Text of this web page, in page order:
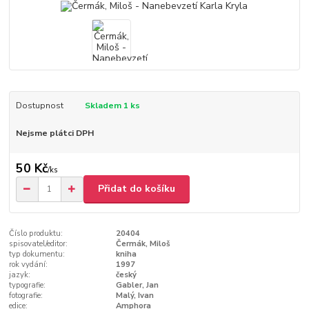
Dostupnost Skladem 1 ks
Nejsme plátci DPH
50 Kč/ks
Přidat do košíku
Číslo produktu:
20404
spisovatel/editor:
Čermák, Miloš
typ dokumentu:
kniha
rok vydání:
1997
jazyk:
český
typografie:
Gabler, Jan
fotografie:
Malý, Ivan
edice:
Amphora